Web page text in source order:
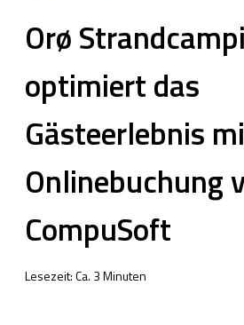
Orø
optimiert das
Gästeerlebnis
Onlinebuchung
CompuSoft
Lesezeit: Ca. 3Minuten